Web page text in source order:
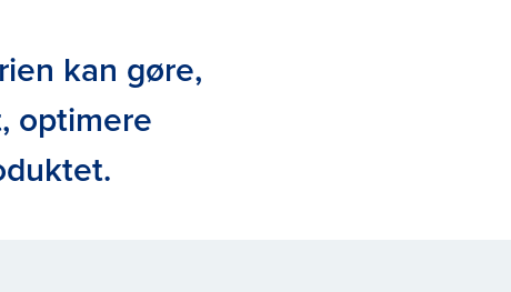
kan gøre,
optimere